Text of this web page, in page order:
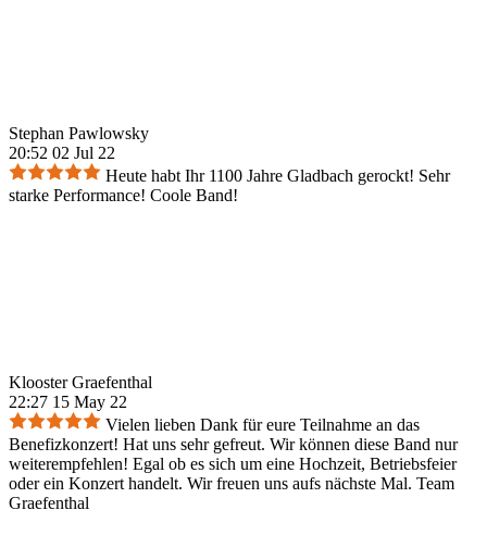
Stephan Pawlowsky
20:52 02 Jul 22
Heute habt Ihr 1100 Jahre Gladbach gerockt! Sehr
starke Performance! Coole Band!
Klooster Graefenthal
22:27 15 May 22
Vielen lieben Dank für eure Teilnahme an das
Benefizkonzert! Hat uns sehr gefreut. Wir können diese Band nur
weiterempfehlen! Egal ob es sich um eine Hochzeit, Betriebsfeier
oder ein Konzert handelt. Wir freuen uns aufs nächste Mal. Team
Graefenthal